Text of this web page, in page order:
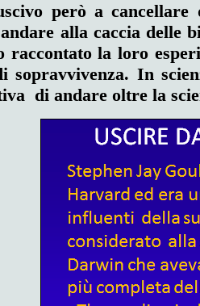
però a
alla caccia delle
raccontato la loro
sopravvivenza. In
di andare oltre la